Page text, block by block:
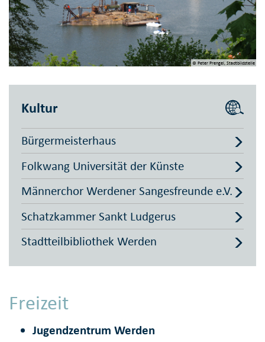
© Peter Prengel, Stadtbildstelle
Kultur
Bürgermeisterhaus
Folkwang Universität der Künste
Männerchor Werdener Sangesfreunde e.V.
Schatzkammer Sankt Ludgerus
Stadtteilbibliothek Werden
Freizeit
Jugendzentrum Werden